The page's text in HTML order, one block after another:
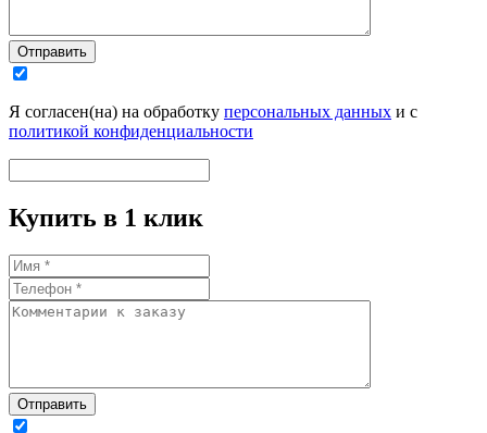
Отправить
Я согласен(на) на обработку персональных данных и с
политикой конфиденциальности
Купить в 1 клик
Отправить